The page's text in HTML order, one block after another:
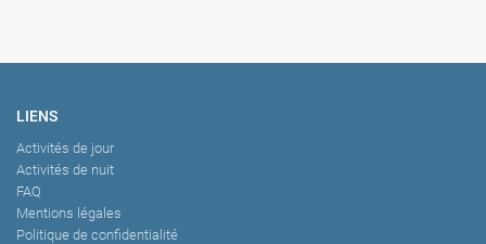
LIENS
Activités de jour
Activités de nuit
FAQ
Mentions légales
Politique de confidentialité